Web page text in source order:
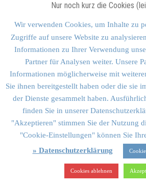
Nur noch kurz die Cookies
Wir verwenden Cookies, um Inhalte zu
Zugriffe auf unsere Website zu
Informationen zu Ihrer Verwendung
Partner für Analysen weiter. Unsere
Informationen möglicherweise mit
Sie ihnen bereitgestellt haben oder die sie
der Dienste gesammelt haben.
finden Sie in unserer
"Akzeptieren" stimmen Sie der Nutzung
"Cookie-Einstellungen" können Sie
» Datenschutzerklärung
Cookies ablehnen